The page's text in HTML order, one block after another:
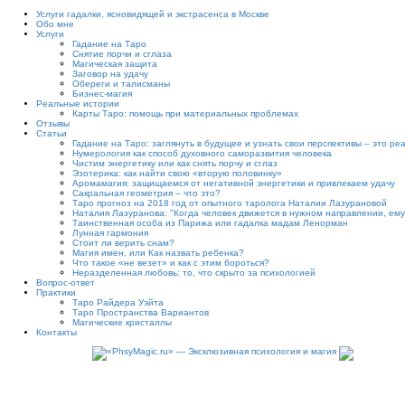
Услуги гадалки, ясновидящей и экстрасенса в Москве
Обо мне
Услуги
Гадание на Таро
Снятие порчи и сглаза
Магическая защита
Заговор на удачу
Обереги и талисманы
Бизнес-магия
Реальные истории
Карты Таро: помощь при материальных проблемах
Отзывы
Статьи
Гадание на Таро: заглянуть в будущее и узнать свои перспективы – это
Нумерология как способ духовного саморазвития человека
Чистим энергетику или как снять порчу и сглаз
Эзотерика: как найти свою «вторую половинку»
Аромамагия: защищаемся от негативной энергетики и привлекаем удачу
Сакральная геометрия – что это?
Таро прогноз на 2018 год от опытного таролога Наталии Лазурановой
Наталия Лазуранова: "Когда человек движется в нужном направлении,
Таинственная особа из Парижа или гадалка мадам Ленорман
Лунная гармония
Стоит ли верить снам?
Магия имен, или Как назвать ребенка?
Что такое «не везет» и как с этим бороться?
Неразделенная любовь: то, что скрыто за психологией
Вопрос-ответ
Практики
Таро Райдера Уэйта
Таро Пространства Вариантов
Магические кристаллы
Контакты